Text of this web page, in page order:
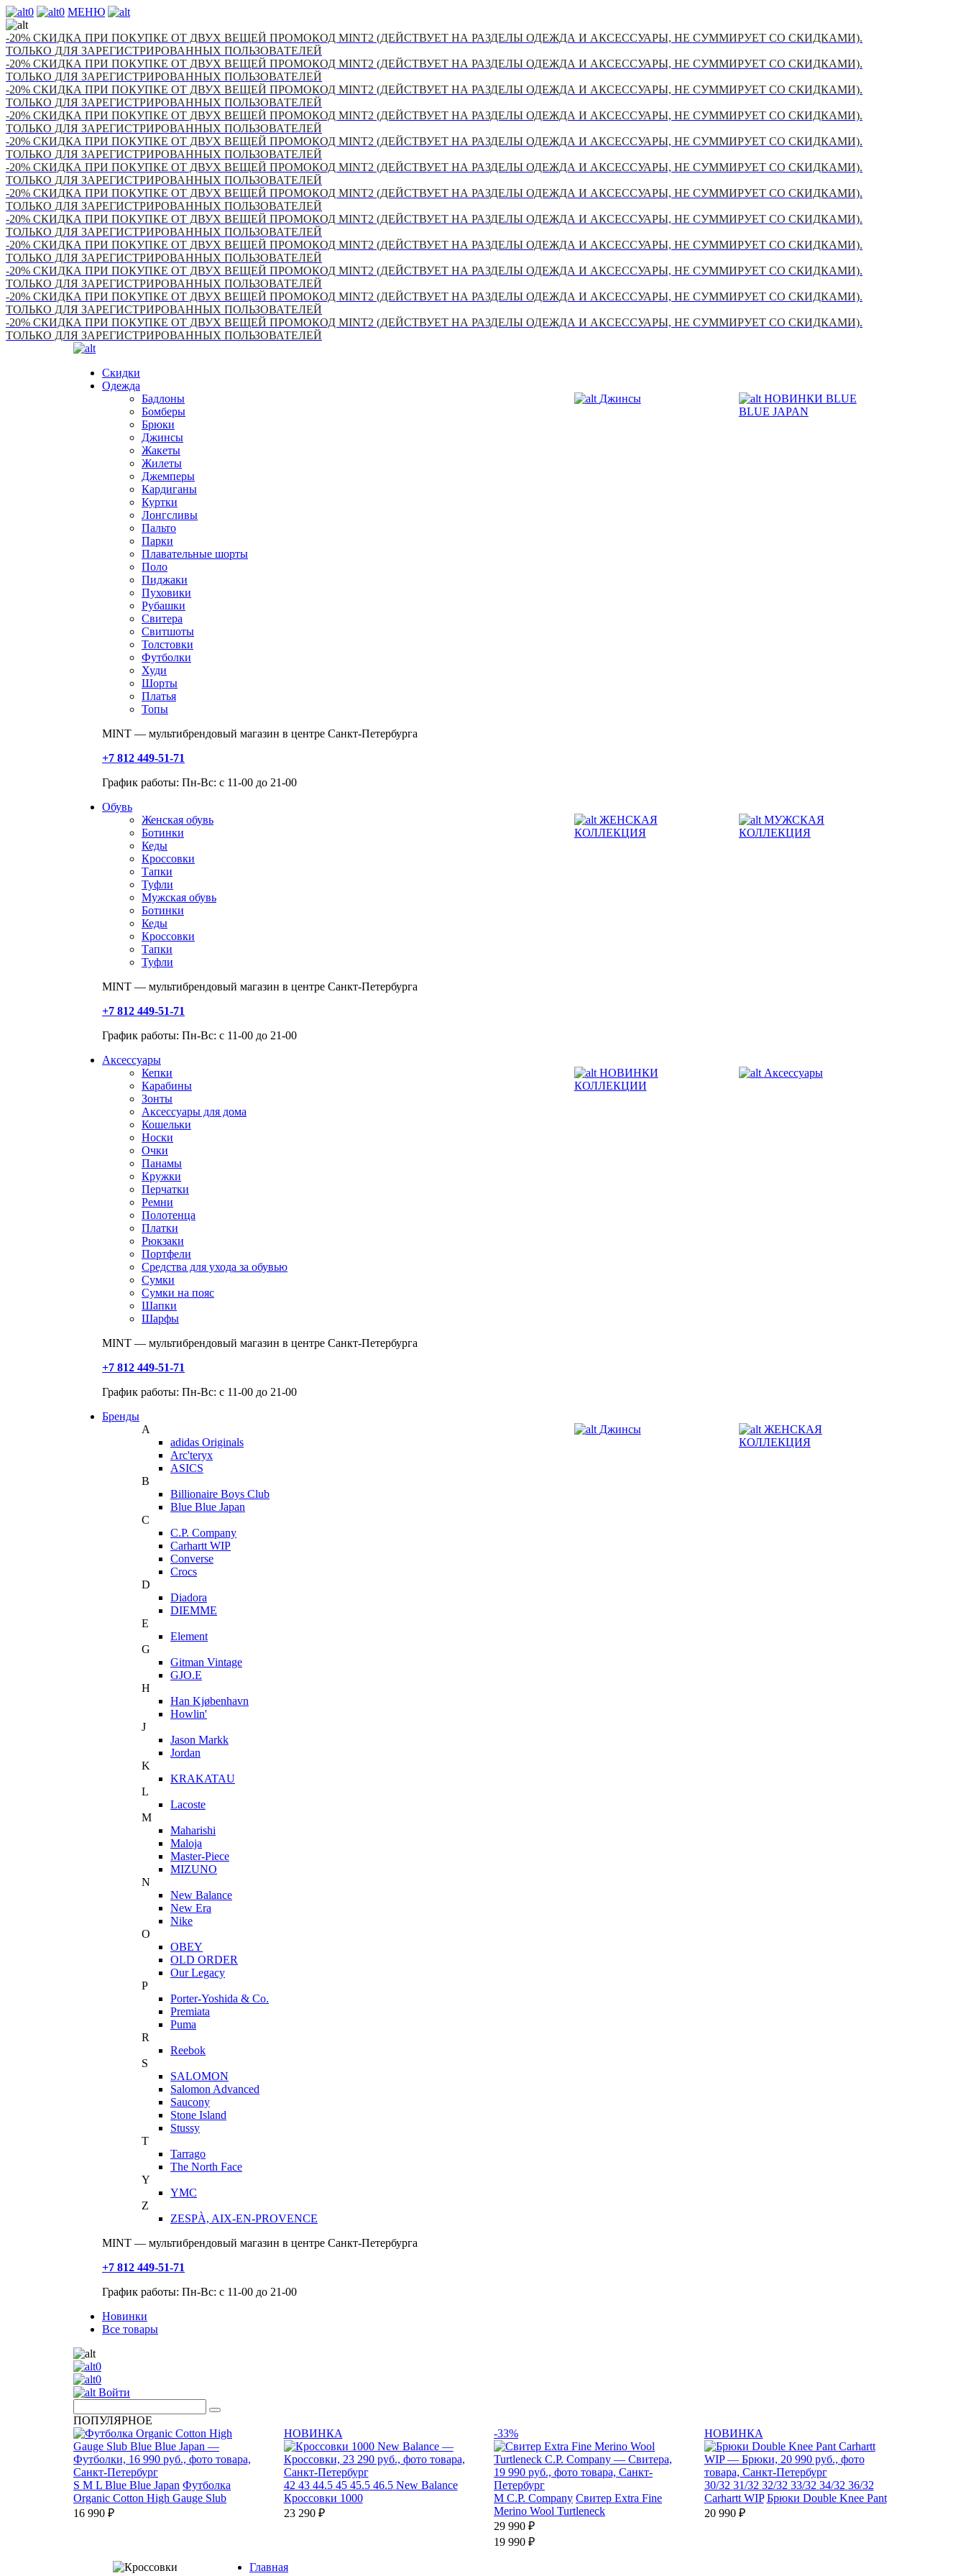
0 0 МЕНЮ
-20% СКИДКА ПРИ ПОКУПКЕ ОТ ДВУХ ВЕЩЕЙ ПРОМОКОД MINT2 (ДЕЙСТВУЕТ НА РАЗДЕЛЫ ОДЕЖДА И АКСЕССУАРЫ, НЕ СУММИРУЕТ СО СКИДКАМИ).
ТОЛЬКО ДЛЯ ЗАРЕГИСТРИРОВАННЫХ ПОЛЬЗОВАТЕЛЕЙ
-20% СКИДКА ПРИ ПОКУПКЕ ОТ ДВУХ ВЕЩЕЙ ПРОМОКОД MINT2 (ДЕЙСТВУЕТ НА РАЗДЕЛЫ ОДЕЖДА И АКСЕССУАРЫ, НЕ СУММИРУЕТ СО СКИДКАМИ).
ТОЛЬКО ДЛЯ ЗАРЕГИСТРИРОВАННЫХ ПОЛЬЗОВАТЕЛЕЙ
-20% СКИДКА ПРИ ПОКУПКЕ ОТ ДВУХ ВЕЩЕЙ ПРОМОКОД MINT2 (ДЕЙСТВУЕТ НА РАЗДЕЛЫ ОДЕЖДА И АКСЕССУАРЫ, НЕ СУММИРУЕТ СО СКИДКАМИ).
ТОЛЬКО ДЛЯ ЗАРЕГИСТРИРОВАННЫХ ПОЛЬЗОВАТЕЛЕЙ
-20% СКИДКА ПРИ ПОКУПКЕ ОТ ДВУХ ВЕЩЕЙ ПРОМОКОД MINT2 (ДЕЙСТВУЕТ НА РАЗДЕЛЫ ОДЕЖДА И АКСЕССУАРЫ, НЕ СУММИРУЕТ СО СКИДКАМИ).
ТОЛЬКО ДЛЯ ЗАРЕГИСТРИРОВАННЫХ ПОЛЬЗОВАТЕЛЕЙ
-20% СКИДКА ПРИ ПОКУПКЕ ОТ ДВУХ ВЕЩЕЙ ПРОМОКОД MINT2 (ДЕЙСТВУЕТ НА РАЗДЕЛЫ ОДЕЖДА И АКСЕССУАРЫ, НЕ СУММИРУЕТ СО СКИДКАМИ).
ТОЛЬКО ДЛЯ ЗАРЕГИСТРИРОВАННЫХ ПОЛЬЗОВАТЕЛЕЙ
-20% СКИДКА ПРИ ПОКУПКЕ ОТ ДВУХ ВЕЩЕЙ ПРОМОКОД MINT2 (ДЕЙСТВУЕТ НА РАЗДЕЛЫ ОДЕЖДА И АКСЕССУАРЫ, НЕ СУММИРУЕТ СО СКИДКАМИ).
ТОЛЬКО ДЛЯ ЗАРЕГИСТРИРОВАННЫХ ПОЛЬЗОВАТЕЛЕЙ
-20% СКИДКА ПРИ ПОКУПКЕ ОТ ДВУХ ВЕЩЕЙ ПРОМОКОД MINT2 (ДЕЙСТВУЕТ НА РАЗДЕЛЫ ОДЕЖДА И АКСЕССУАРЫ, НЕ СУММИРУЕТ СО СКИДКАМИ).
ТОЛЬКО ДЛЯ ЗАРЕГИСТРИРОВАННЫХ ПОЛЬЗОВАТЕЛЕЙ
-20% СКИДКА ПРИ ПОКУПКЕ ОТ ДВУХ ВЕЩЕЙ ПРОМОКОД MINT2 (ДЕЙСТВУЕТ НА РАЗДЕЛЫ ОДЕЖДА И АКСЕССУАРЫ, НЕ СУММИРУЕТ СО СКИДКАМИ).
ТОЛЬКО ДЛЯ ЗАРЕГИСТРИРОВАННЫХ ПОЛЬЗОВАТЕЛЕЙ
-20% СКИДКА ПРИ ПОКУПКЕ ОТ ДВУХ ВЕЩЕЙ ПРОМОКОД MINT2 (ДЕЙСТВУЕТ НА РАЗДЕЛЫ ОДЕЖДА И АКСЕССУАРЫ, НЕ СУММИРУЕТ СО СКИДКАМИ).
ТОЛЬКО ДЛЯ ЗАРЕГИСТРИРОВАННЫХ ПОЛЬЗОВАТЕЛЕЙ
-20% СКИДКА ПРИ ПОКУПКЕ ОТ ДВУХ ВЕЩЕЙ ПРОМОКОД MINT2 (ДЕЙСТВУЕТ НА РАЗДЕЛЫ ОДЕЖДА И АКСЕССУАРЫ, НЕ СУММИРУЕТ СО СКИДКАМИ).
ТОЛЬКО ДЛЯ ЗАРЕГИСТРИРОВАННЫХ ПОЛЬЗОВАТЕЛЕЙ
-20% СКИДКА ПРИ ПОКУПКЕ ОТ ДВУХ ВЕЩЕЙ ПРОМОКОД MINT2 (ДЕЙСТВУЕТ НА РАЗДЕЛЫ ОДЕЖДА И АКСЕССУАРЫ, НЕ СУММИРУЕТ СО СКИДКАМИ).
ТОЛЬКО ДЛЯ ЗАРЕГИСТРИРОВАННЫХ ПОЛЬЗОВАТЕЛЕЙ
-20% СКИДКА ПРИ ПОКУПКЕ ОТ ДВУХ ВЕЩЕЙ ПРОМОКОД MINT2 (ДЕЙСТВУЕТ НА РАЗДЕЛЫ ОДЕЖДА И АКСЕССУАРЫ, НЕ СУММИРУЕТ СО СКИДКАМИ).
ТОЛЬКО ДЛЯ ЗАРЕГИСТРИРОВАННЫХ ПОЛЬЗОВАТЕЛЕЙ
Скидки
Одежда
Бадлоны
Бомберы
Брюки
Джинсы
Жакеты
Жилеты
Джемперы
Кардиганы
Куртки
Лонгсливы
Пальто
Парки
Плавательные шорты
Поло
Пиджаки
Пуховики
Рубашки
Свитера
Свитшоты
Толстовки
Футболки
Худи
Шорты
Платья
Топы
Джинсы
НОВИНКИ BLUE
BLUE JAPAN
MINT — мультибрендовый магазин в центре Санкт-Петербурга
+7 812 449-51-71
График работы: Пн-Вс: с 11-00 до 21-00
Обувь
Женская обувь
Ботинки
Кеды
Кроссовки
Тапки
Туфли
Мужская обувь
Ботинки
Кеды
Кроссовки
Тапки
Туфли
ЖЕНСКАЯ
КОЛЛЕКЦИЯ
МУЖСКАЯ
КОЛЛЕКЦИЯ
MINT — мультибрендовый магазин в центре Санкт-Петербурга
+7 812 449-51-71
График работы: Пн-Вс: с 11-00 до 21-00
Аксессуары
Кепки
Карабины
Зонты
Аксессуары для дома
Кошельки
Носки
Очки
Панамы
Кружки
Перчатки
Ремни
Полотенца
Платки
Рюкзаки
Портфели
Средства для ухода за обувью
Сумки
Сумки на пояс
Шапки
Шарфы
НОВИНКИ
КОЛЛЕКЦИИ
Аксессуары
MINT — мультибрендовый магазин в центре Санкт-Петербурга
+7 812 449-51-71
График работы: Пн-Вс: с 11-00 до 21-00
Бренды
A
adidas Originals
Arc'teryx
ASICS
B
Billionaire Boys Club
Blue Blue Japan
C
C.P. Company
Carhartt WIP
Converse
Crocs
D
Diadora
DIEMME
E
Element
G
Gitman Vintage
GJO.E
H
Han Kjøbenhavn
Howlin'
J
Jason Markk
Jordan
K
KRAKATAU
L
Lacoste
M
Maharishi
Maloja
Master-Piece
MIZUNO
N
New Balance
New Era
Nike
O
OBEY
OLD ORDER
Our Legacy
P
Porter-Yoshida & Co.
Premiata
Puma
R
Reebok
S
SALOMON
Salomon Advanced
Saucony
Stone Island
Stussy
T
Tarrago
The North Face
Y
YMC
Z
ZESPÀ, AIX-EN-PROVENCE
Джинсы
ЖЕНСКАЯ
КОЛЛЕКЦИЯ
MINT — мультибрендовый магазин в центре Санкт-Петербурга
+7 812 449-51-71
График работы: Пн-Вс: с 11-00 до 21-00
Новинки
Все товары
0
0
Войти
ПОПУЛЯРНОЕ
S M L Blue Blue Japan Футболка
Organic Cotton High Gauge Slub
16 990 ₽
НОВИНКА
42 43 44.5 45 45.5 46.5 New Balance
Кроссовки 1000
23 290 ₽
-33%
M C.P. Company Свитер Extra Fine
Merino Wool Turtleneck
29 990 ₽
19 990 ₽
НОВИНКА
30/32 31/32 32/32 33/32 34/32 36/32
Carhartt WIP Брюки Double Knee Pant
20 990 ₽
Главная